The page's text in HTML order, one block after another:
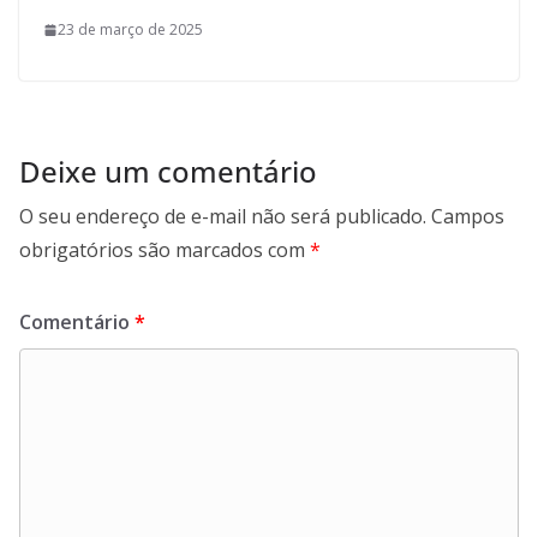
23 de março de 2025
Deixe um comentário
O seu endereço de e-mail não será publicado. Campos
obrigatórios são marcados com *
Comentário *